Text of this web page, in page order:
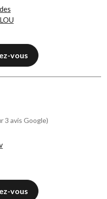
vous
3 avis Google)
vous